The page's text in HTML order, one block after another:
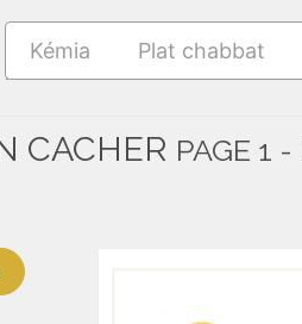
Kémia Plat chabbat
CACHER PAGE 1